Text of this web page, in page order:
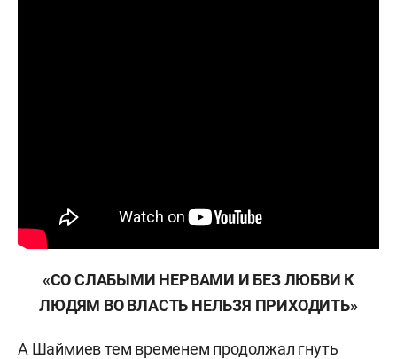
«СО СЛАБЫМИ НЕРВАМИ И БЕЗ ЛЮБВИ К
ЛЮДЯМ ВО ВЛАСТЬ НЕЛЬЗЯ ПРИХОДИТЬ»
А Шаймиев тем временем продолжал гнуть